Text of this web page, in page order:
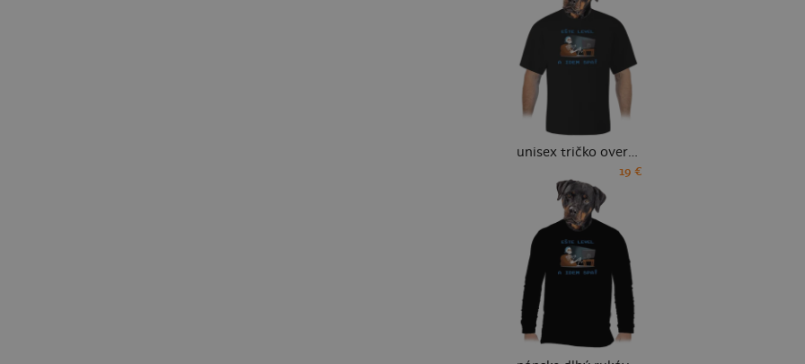
unisex tričko oversized
19 €